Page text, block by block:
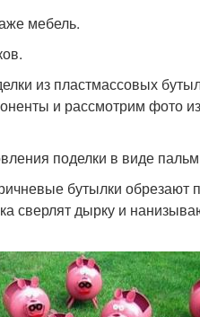
мебель.
из пластмассовых
и рассмотрим фото
поделки в виде
бутылки обрезают
сверлят дырку и